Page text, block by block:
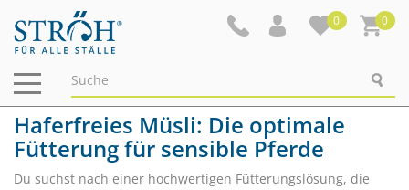
0 0
Navigation
ein-/ausblenden
Haferfreies Müsli: Die optimale
Fütterung für sensible Pferde
Du suchst nach einer hochwertigen Fütterungslösung, die